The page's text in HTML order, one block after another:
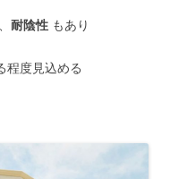
耐陰性 もあり
程度見込める